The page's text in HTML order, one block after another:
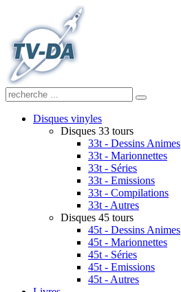
Disques vinyles
Disques 33 tours
33t - Dessins Animes
33t - Marionnettes
33t - Séries
33t - Emissions
33t - Compilations
33t - Autres
Disques 45 tours
45t - Dessins Animes
45t - Marionnettes
45t - Séries
45t - Emissions
45t - Autres